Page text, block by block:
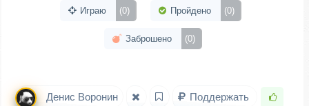
Играю (0) Пройдено (0)
Заброшено (0)
Денис Воронин Поддержать